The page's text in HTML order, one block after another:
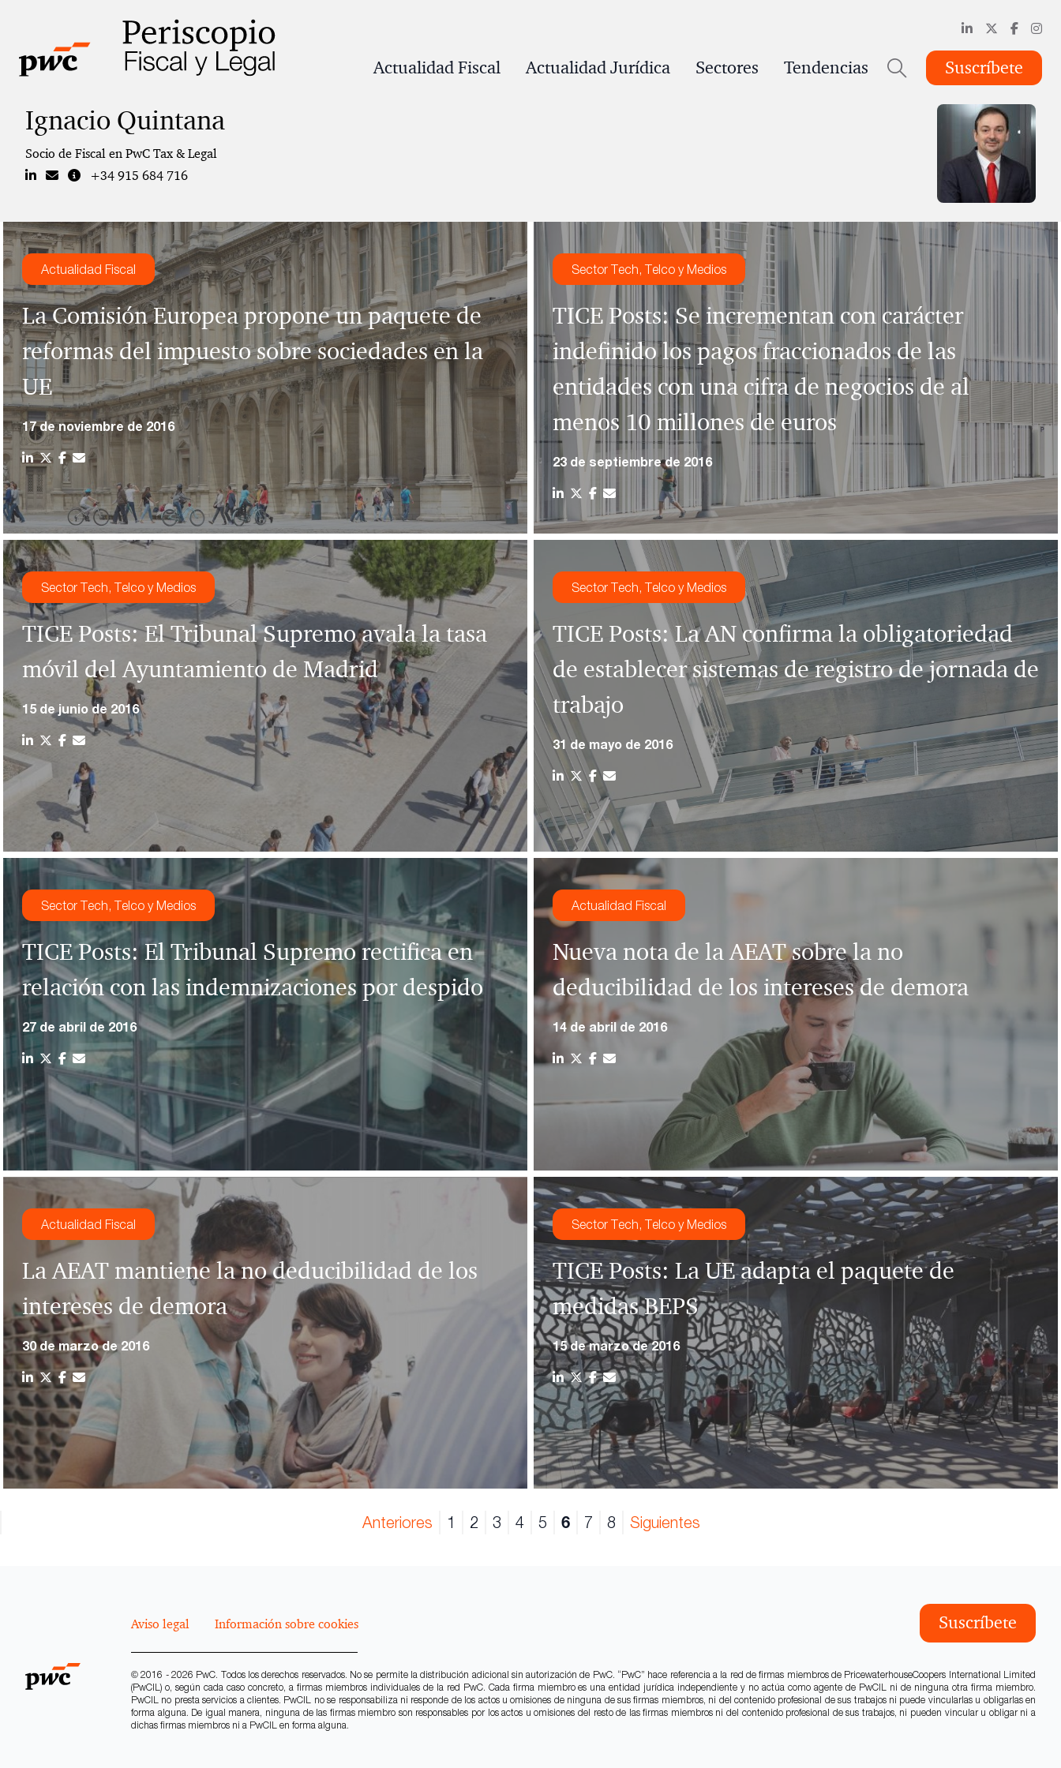
Actualidad Fiscal Actualidad Jurídica Sectores Tendencias Suscríbete
Ignacio Quintana
Socio de Fiscal en PwC Tax & Legal
+34 915 684 716
Actualidad Fiscal
La Comisión Europea propone un paquete de
reformas del impuesto sobre sociedades en la
UE
17 de noviembre de 2016
Sector Tech, Telco y Medios
TICE Posts: Se incrementan con carácter
indefinido los pagos fraccionados de las
entidades con una cifra de negocios de al
menos 10 millones de euros
23 de septiembre de 2016
Sector Tech, Telco y Medios
TICE Posts: El Tribunal Supremo avala la tasa
móvil del Ayuntamiento de Madrid
15 de junio de 2016
Sector Tech, Telco y Medios
TICE Posts: La AN confirma la obligatoriedad
de establecer sistemas de registro de jornada de
trabajo
31 de mayo de 2016
Sector Tech, Telco y Medios
TICE Posts: El Tribunal Supremo rectifica en
relación con las indemnizaciones por despido
27 de abril de 2016
Actualidad Fiscal
Nueva nota de la AEAT sobre la no
deducibilidad de los intereses de demora
14 de abril de 2016
Actualidad Fiscal
La AEAT mantiene la no deducibilidad de los
intereses de demora
30 de marzo de 2016
Sector Tech, Telco y Medios
TICE Posts: La UE adapta el paquete de
medidas BEPS
15 de marzo de 2016
Anteriores 1 2 3 4 5 6 7 8 Siguientes
Aviso legal Información sobre cookies Suscríbete
© 2016 - 2026 PwC. Todos los derechos reservados. No se permite la distribución adicional sin autorización de PwC. “PwC” hace referencia a la red de firmas miembros de PricewaterhouseCoopers International Limited
(PwCIL) o, según cada caso concreto, a firmas miembros individuales de la red PwC. Cada firma miembro es una entidad jurídica independiente y no actúa como agente de PwCIL ni de ninguna otra firma miembro.
PwCIL no presta servicios a clientes. PwCIL no se responsabiliza ni responde de los actos u omisiones de ninguna de sus firmas miembros, ni del contenido profesional de sus trabajos ni puede vincularlas u obligarlas en
forma alguna. De igual manera, ninguna de las firmas miembro son responsables por los actos u omisiones del resto de las firmas miembros ni del contenido profesional de sus trabajos, ni pueden vincular u obligar ni a
dichas firmas miembros ni a PwCIL en forma alguna.